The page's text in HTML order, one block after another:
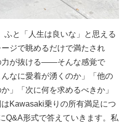
ふと「人生は良いな」と思える
ジで眺めるだけで満たされ
力が抜ける——そんな感覚で
なに愛着が湧くのか」「他の
」「次に何を求めるべきか」
Kawasaki乗りの所有満足につ
Q&A形式で答えていきます。私